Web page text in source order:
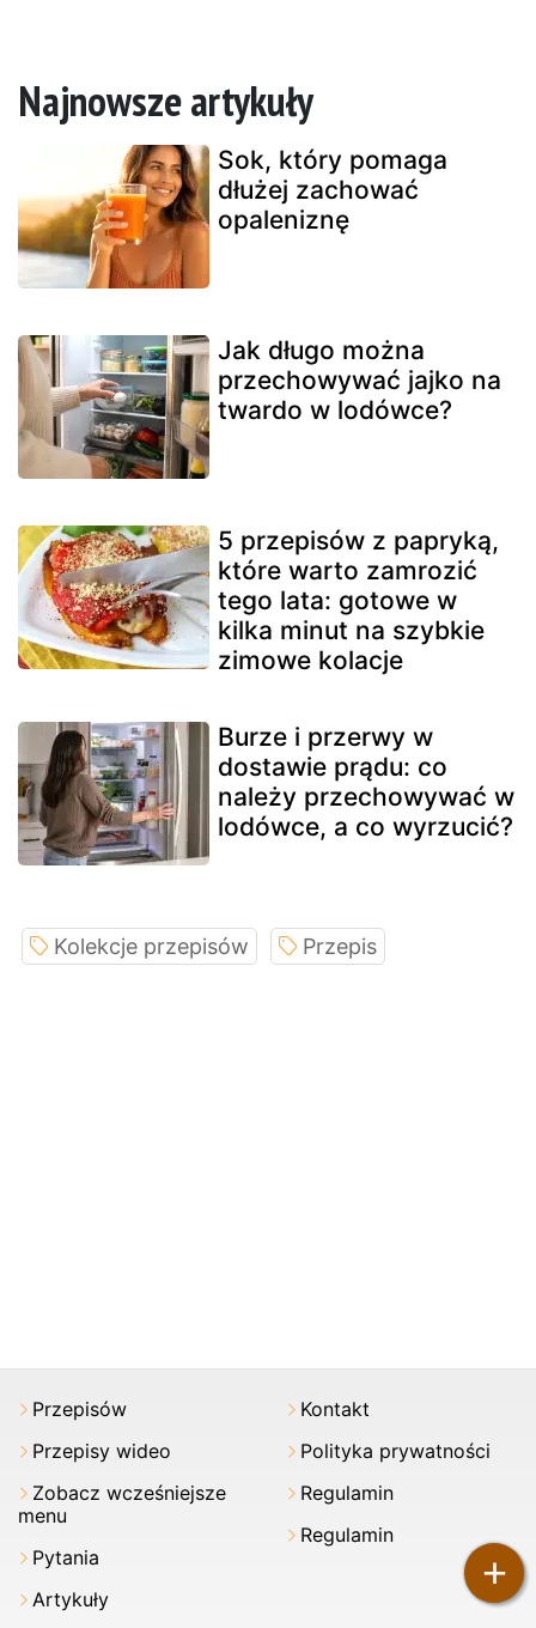
Najnowsze artykuły
Sok, który pomaga
dłużej zachować
opaleniznę
Jak długo można
przechowywać jajko na
twardo w lodówce?
5 przepisów z papryką,
które warto zamrozić
tego lata: gotowe w
kilka minut na szybkie
zimowe kolacje
Burze i przerwy w
dostawie prądu: co
należy przechowywać w
lodówce, a co wyrzucić?
+
Kolekcje przepisów Przepis
Przepisów
Przepisy wideo
Zobacz wcześniejsze
menu
Pytania
Artykuły
Kontakt
Polityka prywatności
Regulamin
Regulamin